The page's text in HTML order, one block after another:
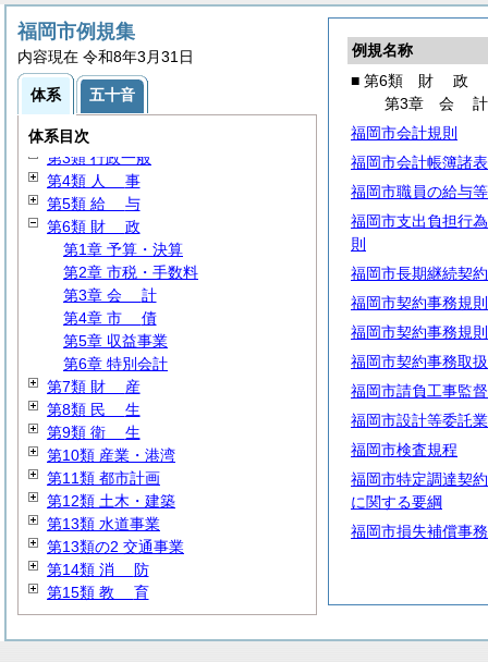
例規名称
■ 第6類 財 政
第3章 会計
福岡市会計規則
福岡市会計帳簿諸
福岡市職員の給与
福岡市支出負担行
則
福岡市長期継続契
福岡市契約事務規則
福岡市契約事務規
福岡市契約事務取
福岡市請負工事監
福岡市設計等委託
福岡市検査規程
福岡市特定調達契
に関する要綱
福岡市損失補償事
福岡市例規集
内容現在 令和8年3月31日
体系 五十音
体系目次
第1類通則
第2類 議会・選挙・監査
第3類 行政一般
第4類 人 事
第5類 給 与
第6類 財 政
第1章 予算・決算
第2章 市税・手数料
第3章 会 計
第4章 市 債
第5章 収益事業
第6章 特別会計
第7類 財 産
第8類 民 生
第9類 衛 生
第10類 産業・港湾
第11類 都市計画
第12類 土木・建築
第13類 水道事業
第13類の2 交通事業
第14類 消 防
第15類 教 育